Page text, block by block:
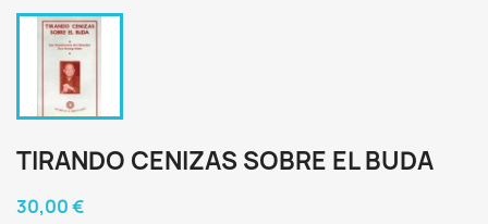
TIRANDO CENIZAS SOBRE EL BUDA
30,00 €